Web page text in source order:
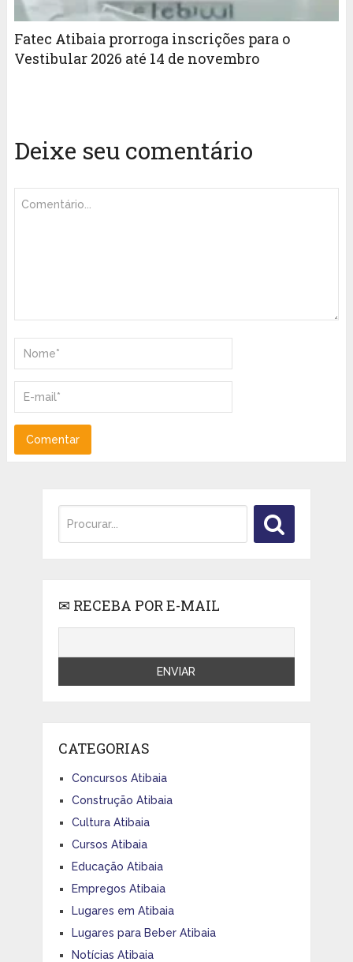
Fatec Atibaia prorroga inscrições para o
Vestibular 2026 até 14 de novembro
Deixe seu comentário
✉ RECEBA POR E-MAIL
CATEGORIAS
Concursos Atibaia
Construção Atibaia
Cultura Atibaia
Cursos Atibaia
Educação Atibaia
Empregos Atibaia
Lugares em Atibaia
Lugares para Beber Atibaia
Notícias Atibaia